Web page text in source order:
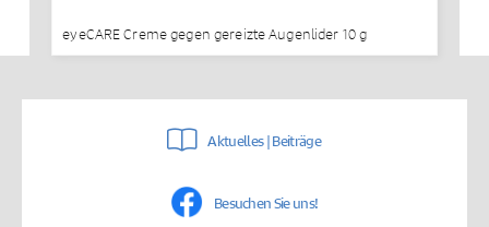
eyeCARE Creme gegen gereizte Augenlider 10 g
Aktuelles | Beiträge
Besuchen Sie uns!